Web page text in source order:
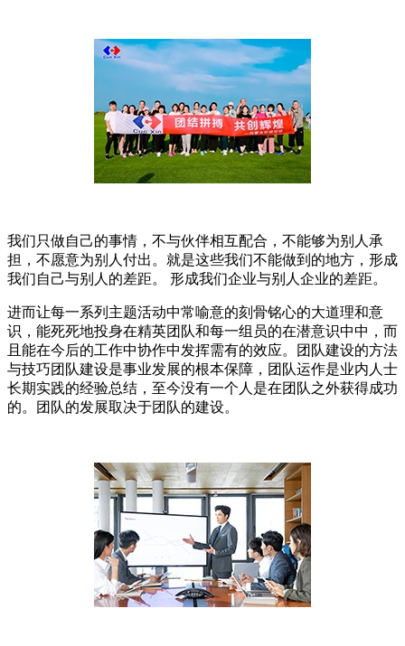
我们只做自己的事情，不与伙伴相互配合，不能够为别人承
担，不愿意为别人付出。就是这些我们不能做到的地方，形成
我们自己与别人的差距。 形成我们企业与别人企业的差距。
进而让每一系列主题活动中常喻意的刻骨铭心的大道理和意
识，能死死地投身在精英团队和每一组员的在潜意识中中，而
且能在今后的工作中协作中发挥需有的效应。团队建设的方法
与技巧团队建设是事业发展的根本保障，团队运作是业内人士
长期实践的经验总结，至今没有一个人是在团队之外获得成功
的。团队的发展取决于团队的建设。